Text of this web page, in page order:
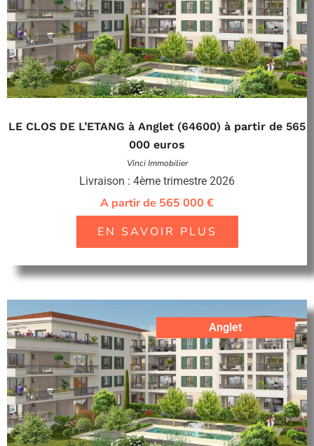
LE CLOS DE L’ETANG à Anglet (64600) à partir de 565
000 euros
Vinci Immobilier
Livraison : 4ème trimestre 2026
A partir de 565 000 €
EN SAVOIR PLUS
Anglet